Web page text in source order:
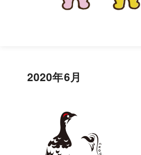
2020年6月